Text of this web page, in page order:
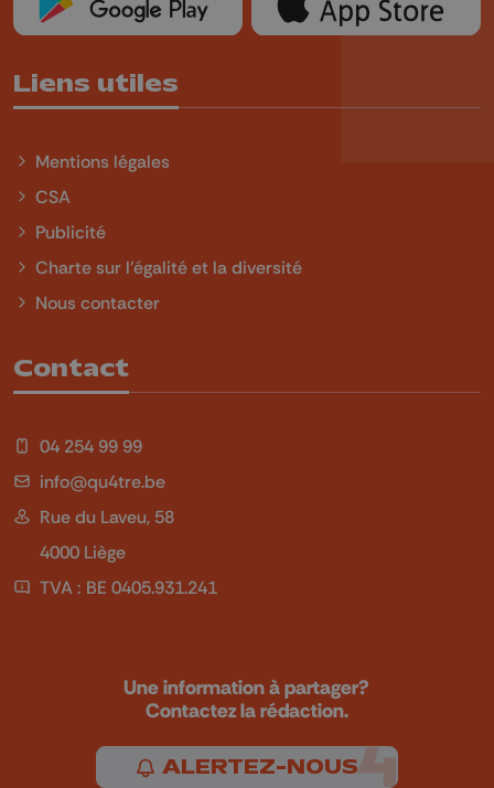
Liens utiles
Mentions légales
CSA
Publicité
Charte sur l'égalité et la diversité
Nous contacter
Contact
04 254 99 99
info@qu4tre.be
Rue du Laveu, 58
4000 Liège
TVA : BE 0405.931.241
Une information à partager?
Contactez la rédaction.
ALERTEZ-NOUS